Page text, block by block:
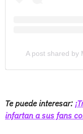
A post shared by
Te puede interesar:
infartan a sus fans